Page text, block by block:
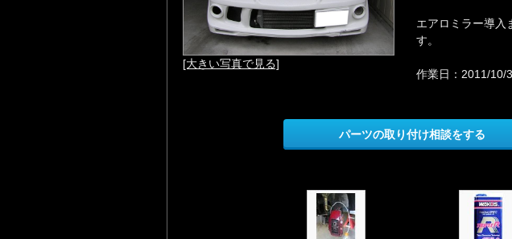
[大きい写真で見る]
エアロミラー導入
す。
作業日：2011/10/
パーツの取り付け相談をする